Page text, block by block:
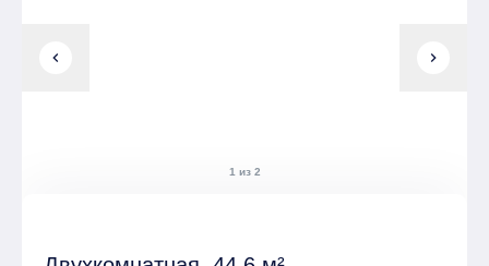
chevron_left chevron_right
1 из 2